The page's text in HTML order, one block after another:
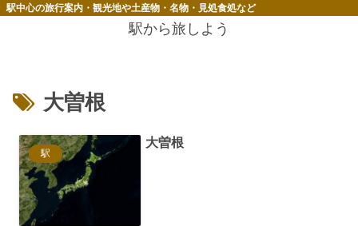
駅中心の旅行案内・観光地や土産物・名物・見処食処など
駅から旅しよう
大曽根
駅
大曽根